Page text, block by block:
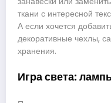
ткани с интересной
А если хочется
декоративные чехлы,
хранения.
Игра света: